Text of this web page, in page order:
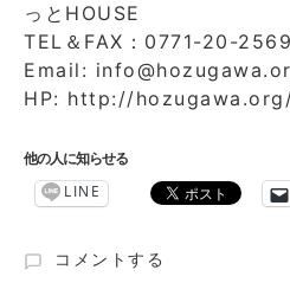
っとHOUSE
TEL＆FAX：0771-20-2569
Email:
HP: http://
他の人に知らせる
LINE
第
コメントする